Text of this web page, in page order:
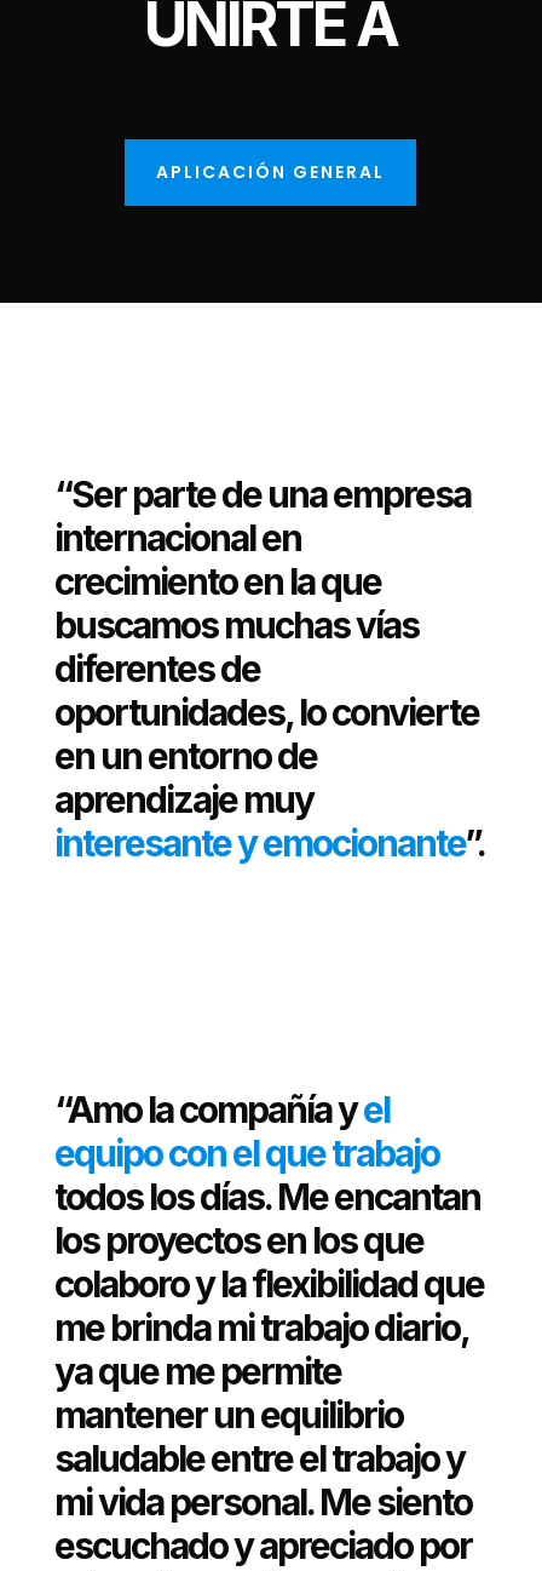
UNIRTE A
APLICACIÓN GENERAL
“Ser parte de una empresa
internacional en
crecimiento en la que
buscamos muchas vías
diferentes de
oportunidades, lo convierte
en un entorno de
aprendizaje muy
interesante y emocionante”.
“Amo la compañía yel
equipo con el que trabajo
todos los días. Me encantan
los proyectos en los que
colaboro y la flexibilidad que
me brinda mi trabajo diario,
ya que me permite
mantener un equilibrio
saludable entre el trabajo y
mi vida personal. Me siento
escuchado y apreciado por